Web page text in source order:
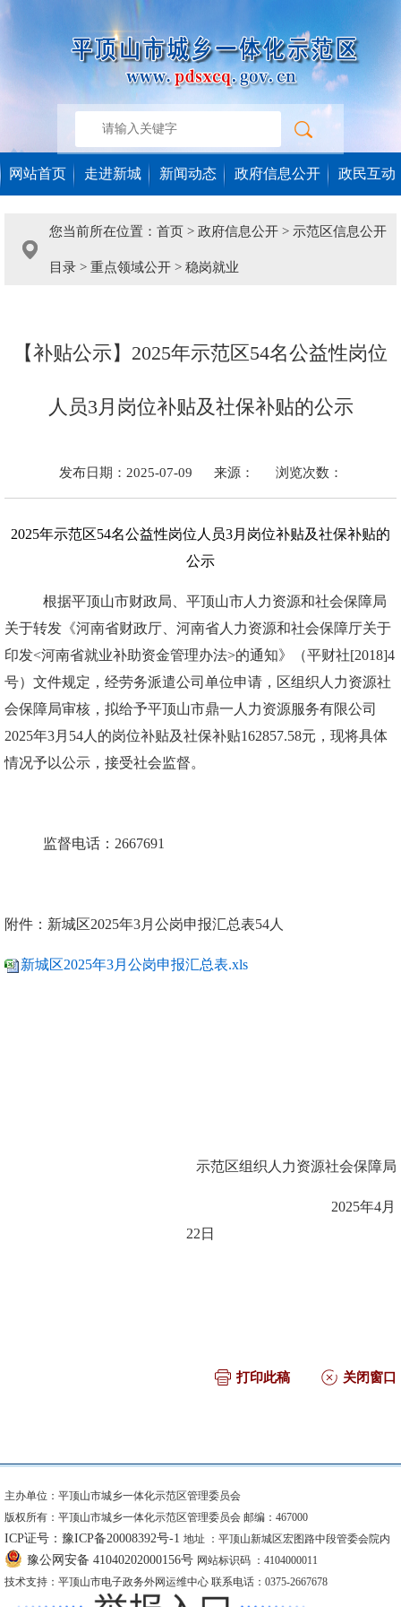
网站首页 走进新城 新闻动态 政府信息公开 政民互动
您当前所在位置： 首页 > 政府信息公开 > 示范区信息公开
目录 > 重点领域公开 > 稳岗就业
【补贴公示】2025年示范区54名公益性岗位
人员3月岗位补贴及社保补贴的公示
发布日期：2025-07-09 来源： 浏览次数：
2025年示范区54名公益性岗位人员3月岗位补贴及社保补贴的
公示
根据平顶山市财政局、平顶山市人力资源和社会保障局
关于转发《河南省财政厅、河南省人力资源和社会保障厅关于
印发<河南省就业补助资金管理办法>的通知》（平财社[2018]4
号）文件规定，经劳务派遣公司单位申请，区组织人力资源社
会保障局审核，拟给予平顶山市鼎一人力资源服务有限公司
2025年3月54人的岗位补贴及社保补贴162857.58元，现将具体
情况予以公示，接受社会监督。
监督电话：2667691
附件：新城区2025年3月公岗申报汇总表54人
新城区2025年3月公岗申报汇总表.xls
示范区组织人力资源社会保障局
2025年4月
22日
打印此稿 关闭窗口
主办单位：平顶山市城乡一体化示范区管理委员会
版权所有：平顶山市城乡一体化示范区管理委员会 邮编：467000
ICP证号：豫ICP备20008392号-1 地址 ：平顶山新城区宏图路中段管委会院内
豫公网安备 41040202000156号 网站标识码 ：4104000011
技术支持：平顶山市电子政务外网运维中心 联系电话：0375-2667678